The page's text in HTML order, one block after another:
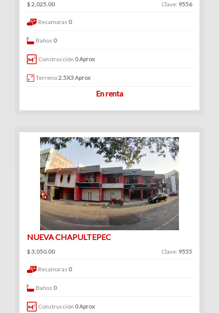
$ 2,025.00 Clave: 9556
Recamaras 0
Baños 0
Construcción 0 Aprox
Terreno2.5X3 Aprox
En renta
NUEVA CHAPULTEPEC
$ 3,050.00 Clave: 9555
Recamaras 0
Baños 0
Construcción 0 Aprox